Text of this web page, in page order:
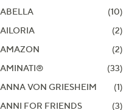
ABELLA
(10)
AILORIA
(2)
AMAZON
(2)
AMINATI®
(33)
ANNA VON GRIESHEIM
(1)
ANNI FOR FRIENDS
(3)